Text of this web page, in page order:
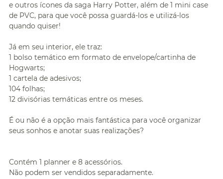
e outros ícones da saga Harry Potter, além de 1 mini case
de PVC, para que você possa guardá-los e utilizá-los
quando quiser!
Já em seu interior, ele traz:
1 bolso temático em formato de envelope/cartinha de
Hogwarts;
1 cartela de adesivos;
104 folhas;
12 divisórias temáticas entre os meses.
É ou não é a opção mais fantástica para você organizar
seus sonhos e anotar suas realizações?
Contém 1 planner e 8 acessórios.
Não podem ser vendidos separadamente.